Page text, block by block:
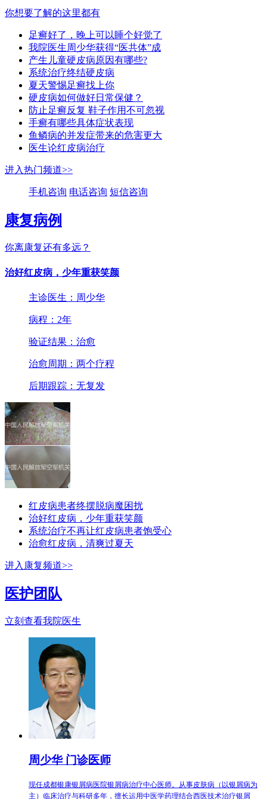
你想要了解的这里都有
足癣好了，晚上可以睡个好觉了
我院医生周少华获得“医共体”成
产生儿童硬皮病原因有哪些?
系统治疗终结硬皮病
夏天警惕足癣找上你
硬皮病如何做好日常保健？
防止足癣反复 鞋子作用不可忽视
手癣有哪些具体症状表现
鱼鳞病的并发症带来的危害更大
医生论红皮病治疗
进入热门频道>>
手机咨询 电话咨询 短信咨询
康复病例
你离康复还有多远？
治好红皮病，少年重获笑颜
主诊医生：周少华
病程：2年
验证结果：治愈
治愈周期：两个疗程
后期跟踪：无复发
红皮病患者终摆脱病魔困扰
治好红皮病，少年重获笑颜
系统治疗不再让红皮病患者饱受心
治愈红皮病，清爽过夏天
进入康复频道>>
医护团队
立刻查看我院医生
周少华 门诊医师
现任成都银康银屑病医院银屑病治疗中心医师。从事皮肤病（以银屑病为
主）临床治疗与科研多年，擅长运用中医学药理结合西医技术治疗银屑